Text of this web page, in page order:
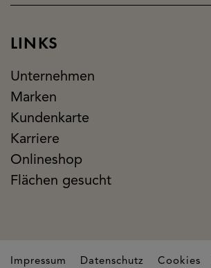
LINKS
Unternehmen
Marken
Kundenkarte
Karriere
Onlineshop
Flächen gesucht
Impressum Datenschutz Cookies